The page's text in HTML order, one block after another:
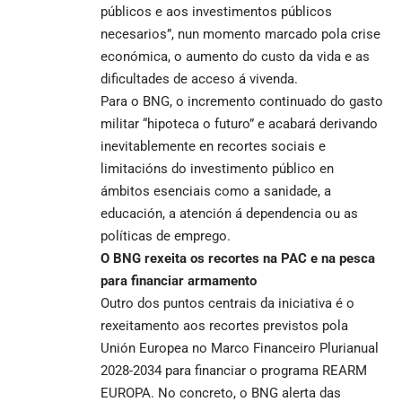
públicos e aos investimentos públicos
necesarios”, nun momento marcado pola crise
económica, o aumento do custo da vida e as
dificultades de acceso á vivenda.
Para o BNG, o incremento continuado do gasto
militar “hipoteca o futuro” e acabará derivando
inevitablemente en recortes sociais e
limitacións do investimento público en
ámbitos esenciais como a sanidade, a
educación, a atención á dependencia ou as
políticas de emprego.
O BNG rexeita os recortes na PAC e na pesca
para financiar armamento
Outro dos puntos centrais da iniciativa é o
rexeitamento aos recortes previstos pola
Unión Europea no Marco Financeiro Plurianual
2028-2034 para financiar o programa REARM
EUROPA. No concreto, o BNG alerta das